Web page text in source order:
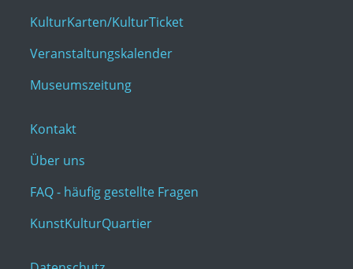
KulturKarten/KulturTicket
Veranstaltungskalender
Museumszeitung
Kontakt
Über uns
FAQ - häufig gestellte Fragen
KunstKulturQuartier